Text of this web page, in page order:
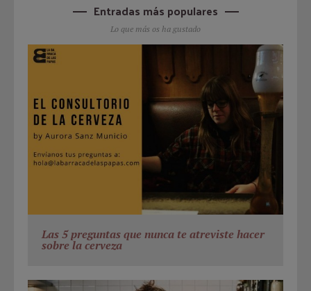
Entradas más populares
Lo que más os ha gustado
Las 5 preguntas que nunca te atreviste hacer
sobre la cerveza